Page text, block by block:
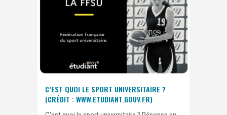
C’EST QUOI LE SPORT UNIVERSITAIRE ?
(CRÉDIT : WWW.ETUDIANT.GOUV.FR)